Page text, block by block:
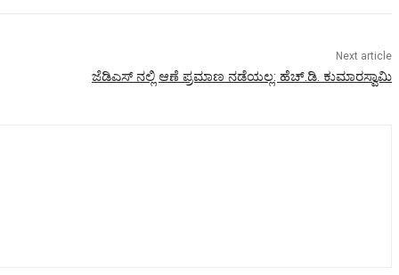
Next article
ಜೆಡಿಎಸ್ ನಲ್ಲಿ ಆಣೆ ಪ್ರಮಾಣ ನಡೆಯಲ್ಲ: ಹೆಚ್.ಡಿ. ಕುಮಾರಸ್ವಾಮಿ